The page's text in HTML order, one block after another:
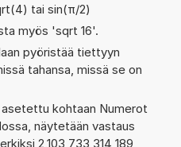
tai sin(π/2)
myös 'sqrt 16'.
pyöristää tiettyyn
tahansa, missä se on
kohtaan Numerot
näytetään vastaus
2,103 733 314 189